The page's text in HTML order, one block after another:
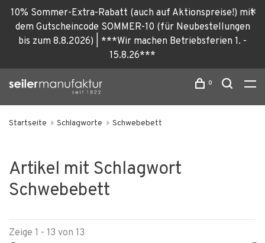
10% Sommer-Extra-Rabatt (auch auf Aktionspreise!) mit
dem Gutscheincode SOMMER-10 (für Neubestellungen
bis zum 8.8.2026) | ***Wir machen Betriebsferien 1. -
15.8.26***
0
Startseite Schlagworte Schwebebett
Artikel mit Schlagwort
Schwebebett
Zeige 1 - 13 von 13